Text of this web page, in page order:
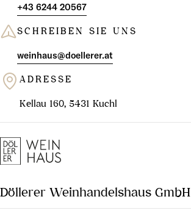
+43 6244 20567
SCHREIBEN SIE UNS
weinhaus@doellerer.at
ADRESSE
Kellau 160, 5431 Kuchl
Döllerer Weinhandelshaus GmbH